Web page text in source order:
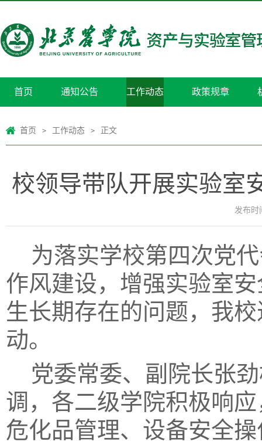
首页 通知公告 工作动态 政策规章
首页 > 工作动态 > 正文
校领导带队开展实验室
发布时
为落实学校第四次党
作风建设，增强实验室
生长期存在的问题，我
动。
党委常委、 副 院长张
调，各二级学院积极响应
危化品管理、设备安全